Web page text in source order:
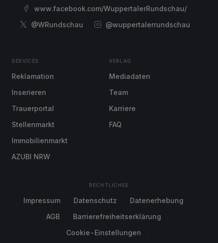
www.facebook.com/WuppertalerRundschau/
@WRundschau
@wuppertalerrundschau
SERVICES
Reklamation
Inserieren
Trauerportal
Stellenmarkt
Immobilienmarkt
AZUBI NRW
VERLAG
Mediadaten
Team
Karriere
FAQ
RECHTLICHES
Impressum Datenschutz
Datenerhebung
AGB
Barrierefreiheitserklärung
Cookie-Einstellungen